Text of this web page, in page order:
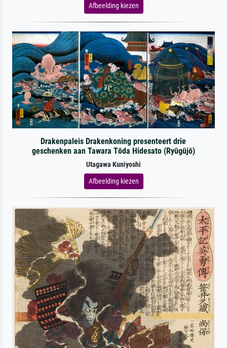
Afbeelding kiezen
Drakenpaleis Drakenkoning presenteert drie
geschenken aan Tawara Tōda Hidesato (Ryūgūjō)
Utagawa Kuniyoshi
Afbeelding kiezen